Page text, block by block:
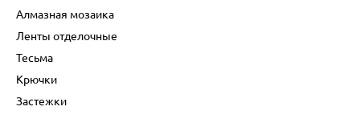
Алмазная мозаика
Ленты отделочные
Тесьма
Крючки
Застежки